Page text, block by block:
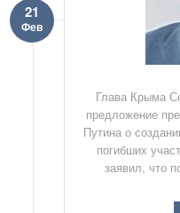
21
Фев
Глава Крыма
предложение
Путина о
погибших
заявил, что